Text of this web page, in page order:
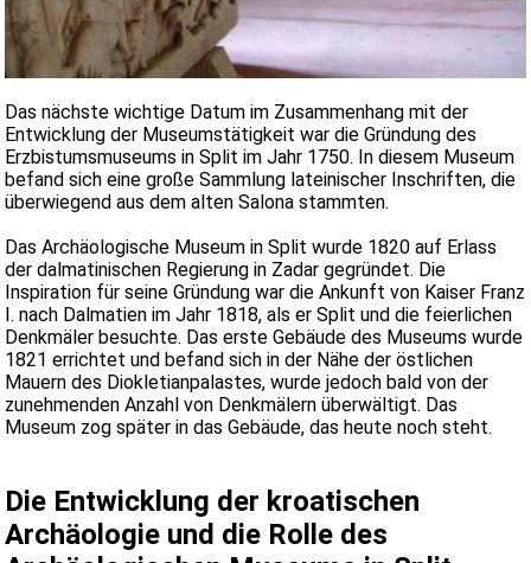
Das nächste wichtige Datum im Zusammenhang mit der
Entwicklung der Museumstätigkeit war die Gründung des
Erzbistumsmuseums in Split im Jahr 1750. In diesem Museum
befand sich eine große Sammlung lateinischer Inschriften, die
überwiegend aus dem alten Salona stammten.
Das Archäologische Museum in Split wurde 1820 auf Erlass
der dalmatinischen Regierung in Zadar gegründet. Die
Inspiration für seine Gründung war die Ankunft von Kaiser Franz
I. nach Dalmatien im Jahr 1818, als er Split und die feierlichen
Denkmäler besuchte. Das erste Gebäude des Museums wurde
1821 errichtet und befand sich in der Nähe der östlichen
Mauern des Diokletianpalastes, wurde jedoch bald von der
zunehmenden Anzahl von Denkmälern überwältigt. Das
Museum zog später in das Gebäude, das heute noch steht.
Die Entwicklung der kroatischen
Archäologie und die Rolle des